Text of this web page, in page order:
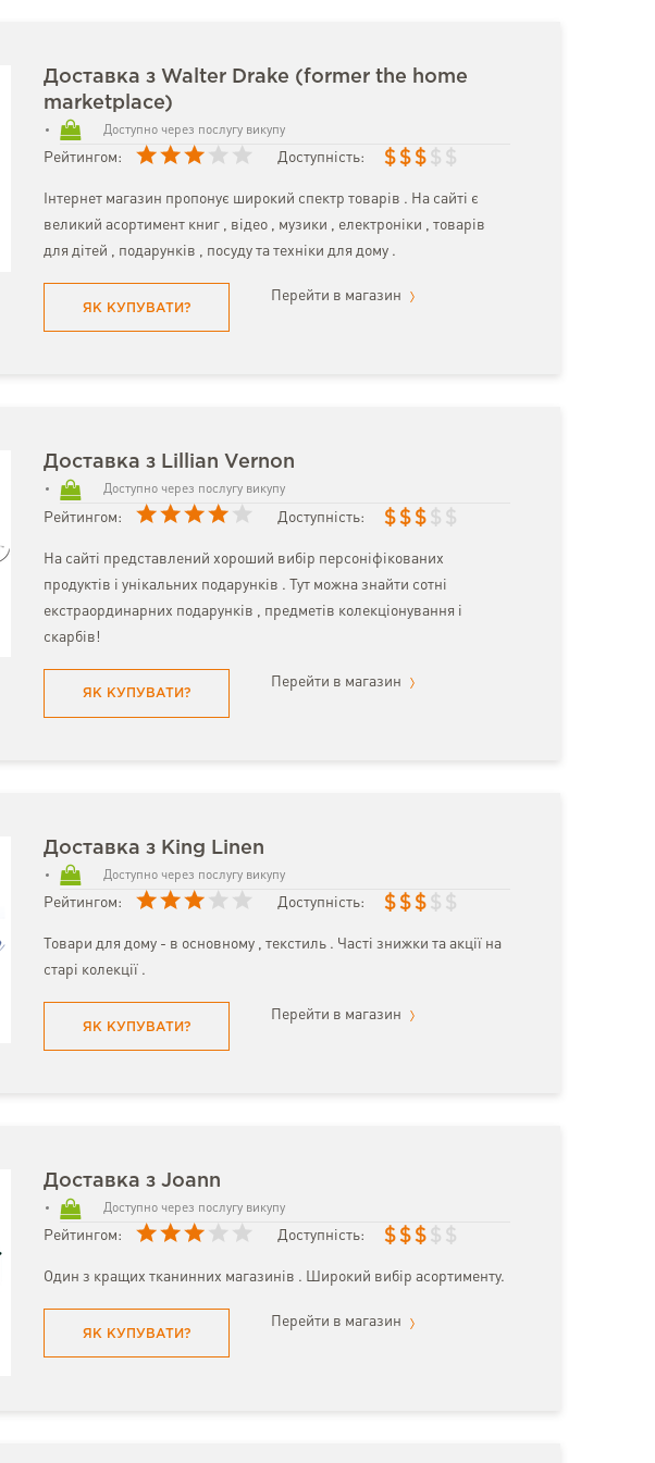
Доставка з Walter Drake (former the home
marketplace)
Доступно через послугу викупу
Рейтингом: Доступність: $ $ $ $ $
Інтернет магазин пропонує широкий спектр товарів . На сайті є
великий асортимент книг , відео , музики , електроніки , товарів
для дітей , подарунків , посуду та техніки для дому .
ЯК КУПУВАТИ?
Перейти в магазин
Доставка з Lillian Vernon
Доступно через послугу викупу
Рейтингом: Доступність: $ $ $ $ $
На сайті представлений хороший вибір персоніфікованих
продуктів і унікальних подарунків . Тут можна знайти сотні
екстраординарних подарунків , предметів колекціонування і
скарбів!
ЯК КУПУВАТИ?
Перейти в магазин
Доставка з King Linen
Доступно через послугу викупу
Рейтингом: Доступність: $ $ $ $ $
Товари для дому - в основному , текстиль . Часті знижки та акції на
старі колекції .
ЯК КУПУВАТИ?
Перейти в магазин
Доставка з Joann
Доступно через послугу викупу
Рейтингом: Доступність: $ $ $ $ $
Один з кращих тканинних магазинів . Широкий вибір асортименту.
ЯК КУПУВАТИ?
Перейти в магазин